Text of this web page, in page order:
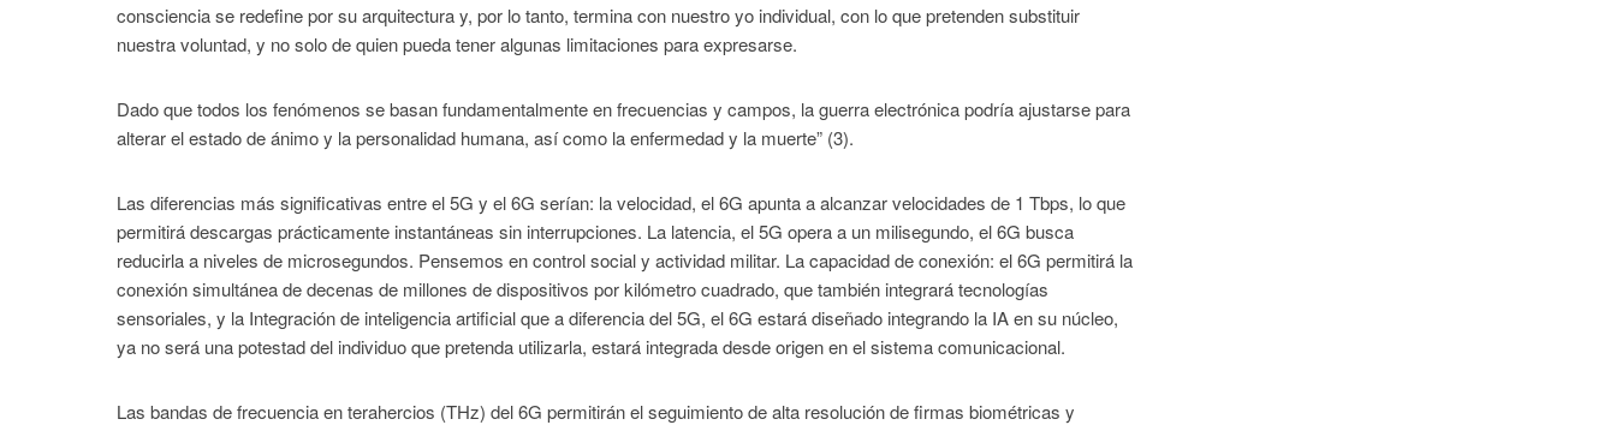
consciencia se redefine por su arquitectura y, por lo tanto, termina con nuestro yo individual, con lo que pretenden substituir
nuestra voluntad, y no solo de quien pueda tener algunas limitaciones para expresarse.
Dado que todos los fenómenos se basan fundamentalmente en frecuencias y campos, la guerra electrónica podría ajustarse para
alterar el estado de ánimo y la personalidad humana, así como la enfermedad y la muerte” (3).
Las diferencias más significativas entre el 5G y el 6G serían: la velocidad, el 6G apunta a alcanzar velocidades de 1 Tbps, lo que
permitirá descargas prácticamente instantáneas sin interrupciones. La latencia, el 5G opera a un milisegundo, el 6G busca
reducirla a niveles de microsegundos. Pensemos en control social y actividad militar. La capacidad de conexión: el 6G permitirá la
conexión simultánea de decenas de millones de dispositivos por kilómetro cuadrado, que también integrará tecnologías
sensoriales, y la Integración de inteligencia artificial que a diferencia del 5G, el 6G estará diseñado integrando la IA en su núcleo,
ya no será una potestad del individuo que pretenda utilizarla, estará integrada desde origen en el sistema comunicacional.
Las bandas de frecuencia en terahercios (THz) del 6G permitirán el seguimiento de alta resolución de firmas biométricas y